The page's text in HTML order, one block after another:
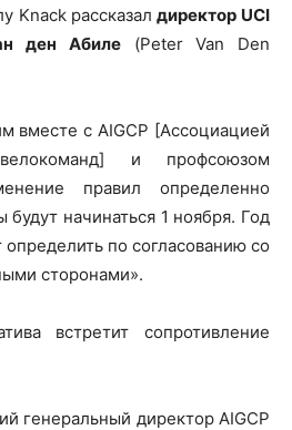
Knack рассказал директор UCI
ден Абиле(Peter Van Den
вместе с AIGCP [Ассоциацией
велокоманд] и профсоюзом
правил определенно
будут начинаться 1 ноября. Год
по согласованию со
сторонами».
встретит сопротивление
генеральный директор AIGCP